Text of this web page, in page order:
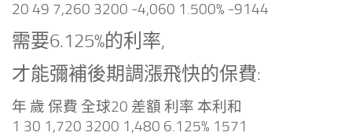
20 49 7,260 3200 -4,060 1.500% -9144
需要6.125%的利率,
才能彌補後期調漲飛快的保費:
年 歲 保費 全球20 差額 利率 本利和
1 30 1,720 3200 1,480 6.125% 1571